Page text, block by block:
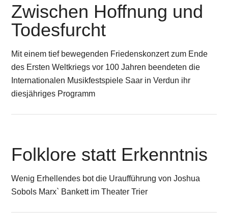
Zwischen Hoffnung und
Todesfurcht
Mit einem tief bewegenden Friedenskonzert zum Ende
des Ersten Weltkriegs vor 100 Jahren beendeten die
Internationalen Musikfestspiele Saar in Verdun ihr
diesjähriges Programm
Folklore statt Erkenntnis
Wenig Erhellendes bot die Uraufführung von Joshua
Sobols Marx` Bankett im Theater Trier